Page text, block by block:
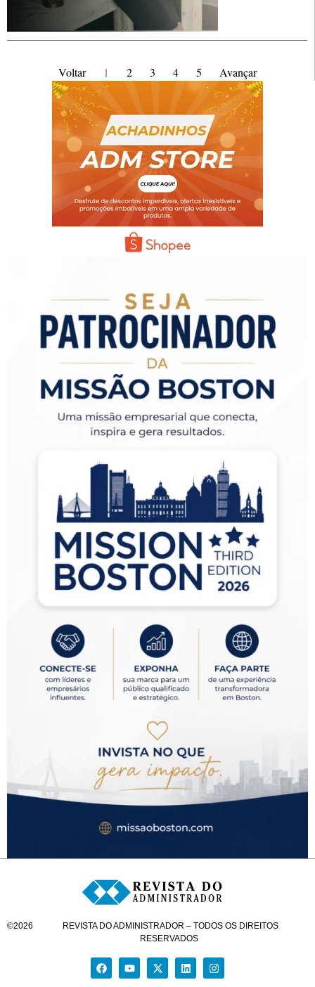
Voltar 1 2 3 4 5 Avançar
©2026
REVISTA DO ADMINISTRADOR – TODOS OS DIREITOS
RESERVADOS